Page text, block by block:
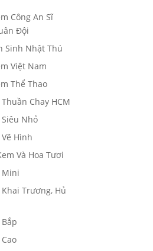
Công An Sĩ
Đội
Sinh Nhật Thú
Việt Nam
Thể Thao
Chay HCM
Nhỏ
Hình
Và Hoa Tươi
Mini
Trương, Hủ